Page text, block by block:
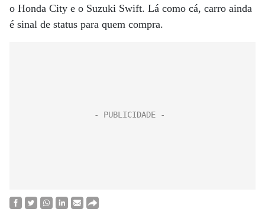
o Honda City e o Suzuki Swift. Lá como cá, carro ainda
é sinal de status para quem compra.